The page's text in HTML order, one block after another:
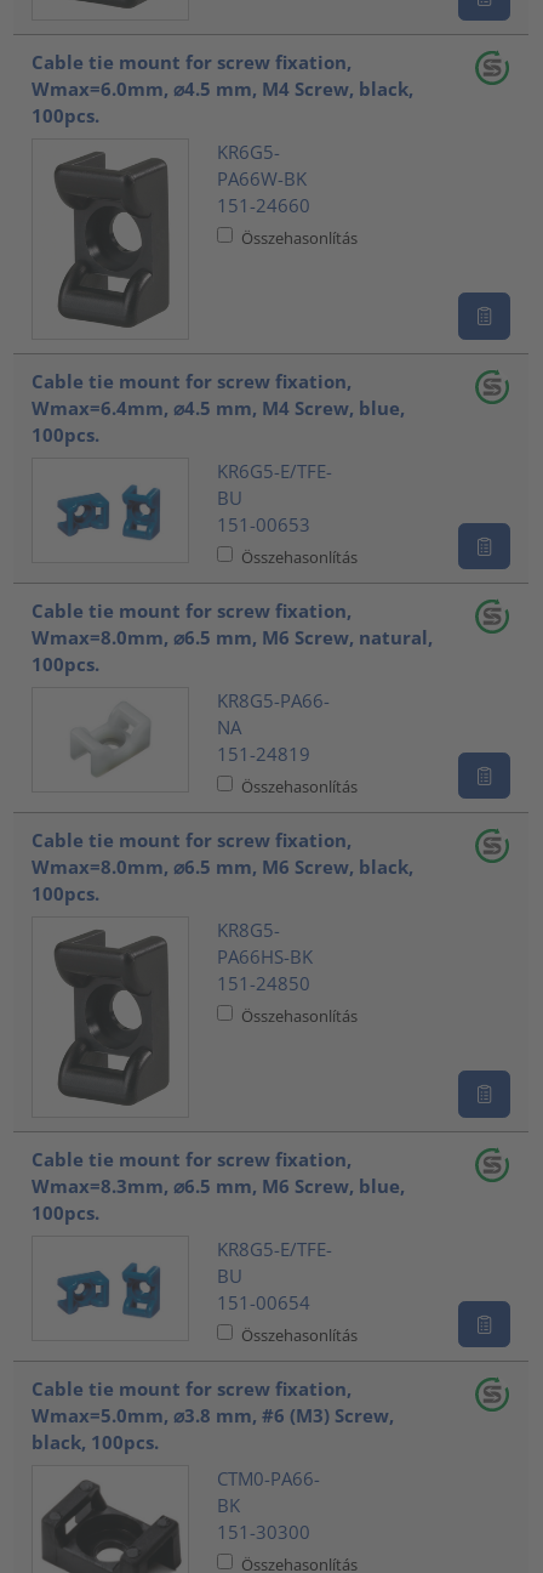
Cable tie mount for screw fixation,
Wmax=6.0mm, ⌀4.5 mm, M4 Screw, black,
100pcs.
KR6G5-
PA66W-BK
151-24660
Összehasonlítás
Cable tie mount for screw fixation,
Wmax=6.4mm, ⌀4.5 mm, M4 Screw, blue,
100pcs.
KR6G5-E/TFE-
BU
151-00653
Összehasonlítás
Cable tie mount for screw fixation,
Wmax=8.0mm, ⌀6.5 mm, M6 Screw, natural,
100pcs.
KR8G5-PA66-
NA
151-24819
Összehasonlítás
Cable tie mount for screw fixation,
Wmax=8.0mm, ⌀6.5 mm, M6 Screw, black,
100pcs.
KR8G5-
PA66HS-BK
151-24850
Összehasonlítás
Cable tie mount for screw fixation,
Wmax=8.3mm, ⌀6.5 mm, M6 Screw, blue,
100pcs.
KR8G5-E/TFE-
BU
151-00654
Összehasonlítás
Cable tie mount for screw fixation,
Wmax=5.0mm, ⌀3.8 mm, #6 (M3) Screw,
black, 100pcs.
CTM0-PA66-
BK
151-30300
Összehasonlítás